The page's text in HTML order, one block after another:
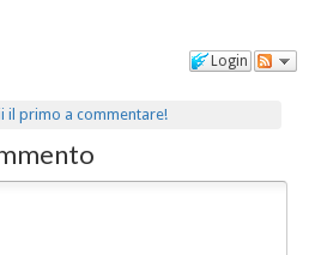
Login
il primo a commentare!